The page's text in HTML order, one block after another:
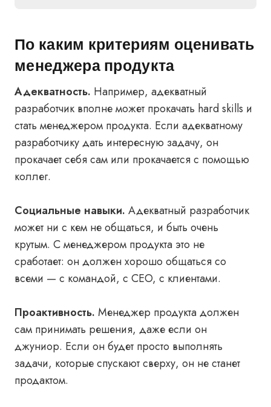
По каким критериям оценивать
менеджера продукта
Адекватность. Например, адекватный
разработчик вполне может прокачать hard skills и
стать менеджером продукта. Если адекватному
разработчику дать интересную задачу, он
прокачает себя сам или прокачается с помощью
коллег.
Социальные навыки. Адекватный разработчик
может ни с кем не общаться, и быть очень
крутым. С менеджером продукта это не
сработает: он должен хорошо общаться со
всеми — с командой, с CEO, с клиентами.
Проактивность. Менеджер продукта должен
сам принимать решения, даже если он
джуниор. Если он будет просто выполнять
задачи, которые спускают сверху, он не станет
продактом.